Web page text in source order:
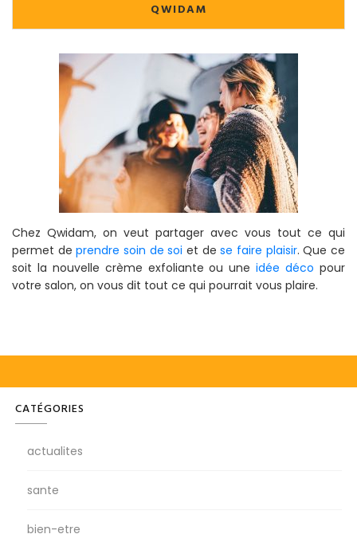
QWIDAM
Chez Qwidam, on veut partager avec vous tout ce qui
permet deprendre soin de soi et dese faire plaisir. Que ce
soit la nouvelle crème exfoliante ou uneidée déco pour
votre salon, on vous dit tout ce qui pourrait vous plaire.
CATÉGORIES
actualites
sante
bien-etre